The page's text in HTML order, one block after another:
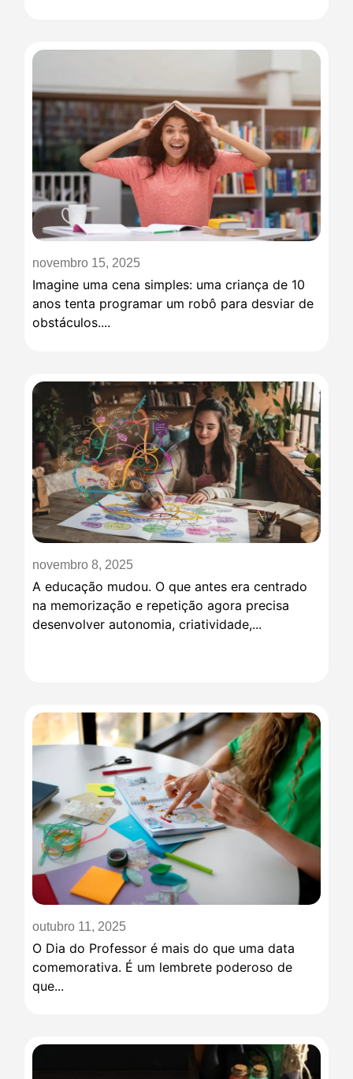
novembro 15, 2025
Imagine uma cena simples: uma criança de 10
anos tenta programar um robô para desviar de
obstáculos....
novembro 8, 2025
A educação mudou. O que antes era centrado
na memorização e repetição agora precisa
desenvolver autonomia, criatividade,...
outubro 11, 2025
O Dia do Professor é mais do que uma data
comemorativa. É um lembrete poderoso de
que...